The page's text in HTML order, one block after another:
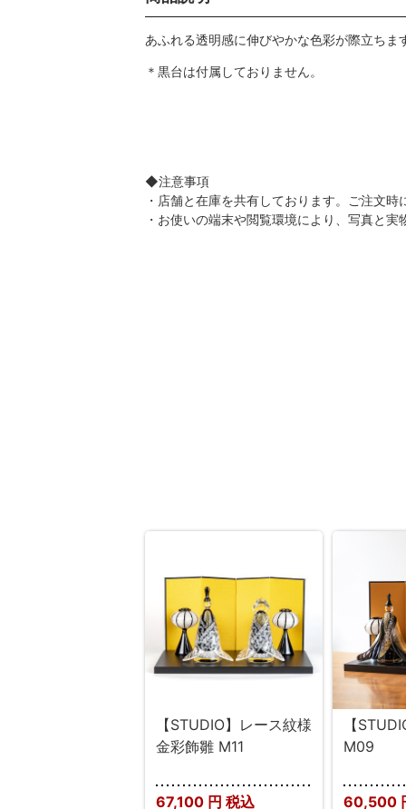
あふれる透明感に伸びやかな色彩が際立ちま
＊黒台は付属しておりません。
◆注意事項
・店舗と在庫を共有しております。ご注文
・お使いの端末や閲覧環境により、写真と
【STUDIO】レース紋様
金彩飾雛 M11
67,100 円 税込
【
M09
60,500